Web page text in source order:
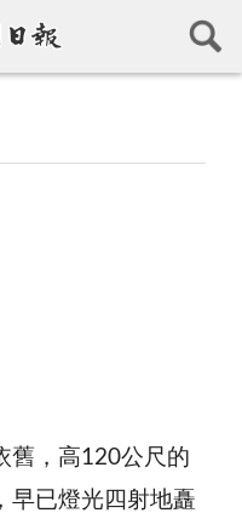
舊，高120公尺的
早已燈光四射地矗